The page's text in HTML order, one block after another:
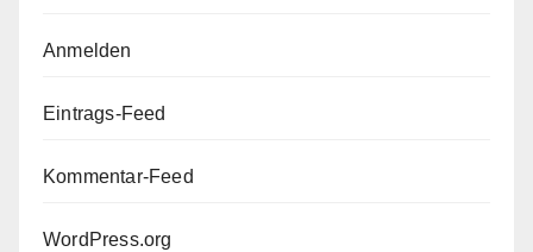
Anmelden
Eintrags-Feed
Kommentar-Feed
WordPress.org